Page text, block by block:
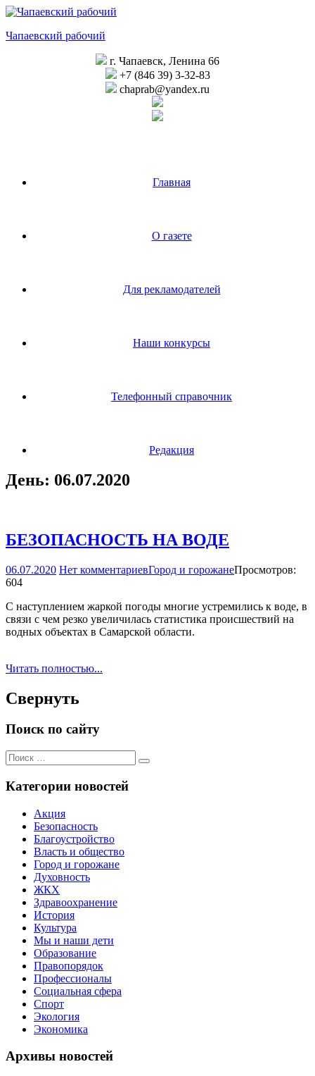
Перейти
содержимому
Чапаевский рабочий
г. Чапаевск, Ленина 66
+7 (846 39) 3-32-83
chaprab@yandex.ru
Главная
О газете
Для рекламодателей
Наши конкурсы
Телефонный справочник
Редакция
День: 06.07.2020
БЕЗОПАСНОСТЬ НА ВОДЕ
06.07.2020 Нет комментариевГород и горожанеПросмотров:
604
С наступлением жаркой погоды многие устремились к воде, в
связи с чем резко увеличилась статистика происшествий на
водных объектах в Самарской области.
Читать полностью...
Свернуть
Поиск по сайту
Поиск
для:
Поиск
Категории новостей
Акция
Безопасность
Благоустройство
Власть и общество
Город и горожане
Духовность
ЖКХ
Здравоохранение
История
Культура
Мы и наши дети
Образование
Правопорядок
Профессионалы
Социальная сфера
Спорт
Экология
Экономика
Архивы новостей